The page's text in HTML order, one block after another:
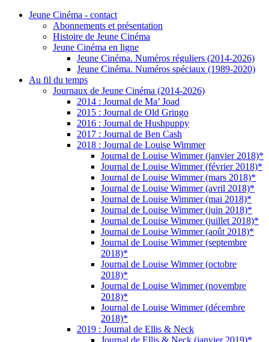
Jeune Cinéma - contact
Abonnements et présentation
Histoire de Jeune Cinéma
Jeune Cinéma en ligne
Jeune Cinéma. Numéros réguliers (2014-2026)
Jeune Cinéma. Numéros spéciaux (1989-2020)
Au fil du temps
Journaux de Jeune Cinéma (2014-2026)
2014 : Journal de Ma’ Joad
2015 : Journal de Old Gringo
2016 : Journal de Hushpuppy
2017 : Journal de Ben Cash
2018 : Journal de Louise Wimmer
Journal de Louise Wimmer (janvier 2018)*
Journal de Louise Wimmer (février 2018)*
Journal de Louise Wimmer (mars 2018)*
Journal de Louise Wimmer (avril 2018)*
Journal de Louise Wimmer (mai 2018)*
Journal de Louise Wimmer (juin 2018)*
Journal de Louise Wimmer (juillet 2018)*
Journal de Louise Wimmer (août 2018)*
Journal de Louise Wimmer (septembre
2018)*
Journal de Louise Wimmer (octobre
2018)*
Journal de Louise Wimmer (novembre
2018)*
Journal de Louise Wimmer (décembre
2018)*
2019 : Journal de Ellis & Neck
Journal de Ellis & Neck (janvier 2019)*